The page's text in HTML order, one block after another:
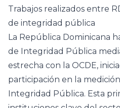
Trabajos realizados entre
de integridad pública
La República Dominicana
de Integridad Pública
estrecha con la OCDE,
participación en la
Integridad Pública. Esta